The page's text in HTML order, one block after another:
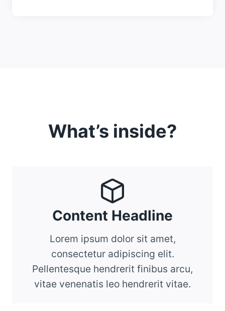
What’s inside?
Content Headline
Lorem ipsum dolor sit amet,
consectetur adipiscing elit.
Pellentesque hendrerit finibus arcu,
vitae venenatis leo hendrerit vitae.